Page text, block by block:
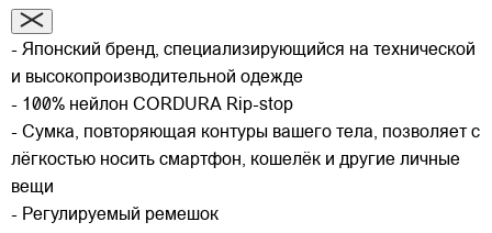
- Японский бренд, специализирующийся на технической
и высокопроизводительной одежде
- 100% нейлон CORDURA Rip-stop
- Сумка, повторяющая контуры вашего тела, позволяет с
лёгкостью носить смартфон, кошелёк и другие личные
вещи
- Регулируемый ремешок